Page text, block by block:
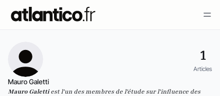
1
Articles
Mauro Galetti
Mauro Galettiest l'un des membres de l'étude sur l'influence des